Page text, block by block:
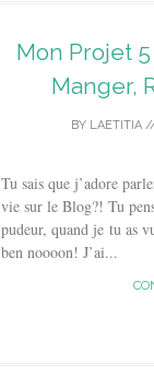
Mon Projet
Manger,
BY LAETITIA
Tu sais que j’adore
vie sur le Blog?! Tu
pudeur, quand je tu as
ben noooon! J’ai...